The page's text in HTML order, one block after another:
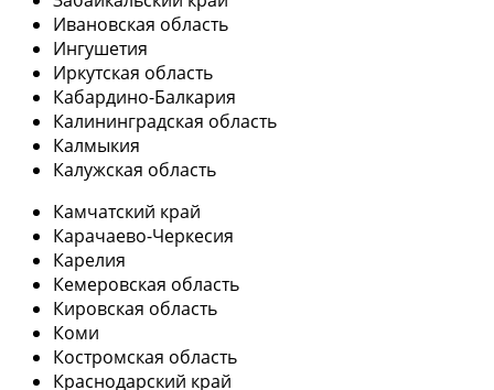
Ивановская область
Ингушетия
Иркутская область
Кабардино-Балкария
Калининградская область
Калмыкия
Калужская область
Камчатский край
Карачаево-Черкесия
Карелия
Кемеровская область
Кировская область
Коми
Костромская область
Краснодарский край